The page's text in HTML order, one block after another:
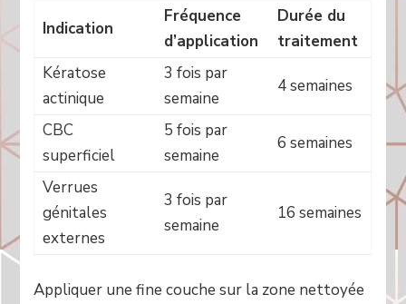
Indication
Fréquence
d’application
Durée du
traitement
Kératose
actinique
3 fois par
semaine
4 semaines
CBC
superficiel
5 fois par
semaine
6 semaines
Verrues
génitales
externes
3 fois par
semaine
16 semaines
Appliquer une fine couche sur la zone nettoyée